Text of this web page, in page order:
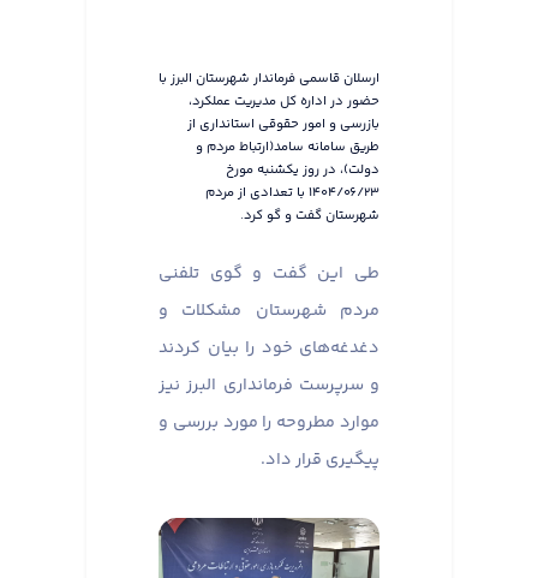
ارسلان قاسمی فرماندار شهرستان البرز با
حضور در اداره کل مدیریت عملکرد،
بازرسی و امور حقوقی استانداری از
طریق سامانه سامد(ارتباط مردم و
دولت)، در روز یکشنبه مورخ
۱۴۰۴/۰۶/۲۳ با تعدادی از مردم
شهرستان گفت و گو کرد.
طی این گفت و گوی تلفنی
مردم شهرستان مشکلات و
دغدغه‌های خود را بیان کردند
و سرپرست فرمانداری البرز نیز
موارد مطروحه را مورد بررسی و
پیگیری قرار داد.